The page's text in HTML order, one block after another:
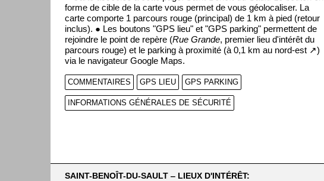
forme de cible de la carte vous permet de vous géolocaliser. La
carte comporte 1 parcours rouge (principal) de 1 km à pied (retour
inclus). ● Les boutons "GPS lieu" et "GPS parking" permettent de
rejoindre le point de repère (Rue Grande, premier lieu d'intérêt du
parcours rouge) et le parking à proximité (à 0,1 km au nord-est ↗)
via le navigateur Google Maps.
COMMENTAIRES GPS LIEU GPS PARKING
INFORMATIONS GÉNÉRALES DE SÉCURITÉ
SAINT-BENOÎT-DU-SAULT ‒ LIEUX D'INTÉRÊT: